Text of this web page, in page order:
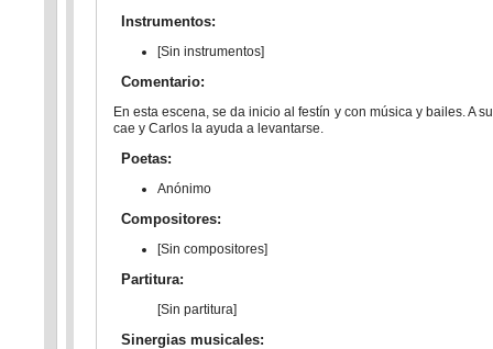
Instrumentos:
[Sin instrumentos]
Comentario:
En esta escena, se da inicio al festín y con música y bailes. A
cae y Carlos la ayuda a levantarse.
Poetas:
Anónimo
Compositores:
[Sin compositores]
Partitura:
[Sin partitura]
Sinergias musicales: